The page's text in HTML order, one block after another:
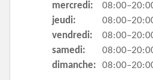
mercredi:
jeudi:
vendredi:
samedi:
dimanche: